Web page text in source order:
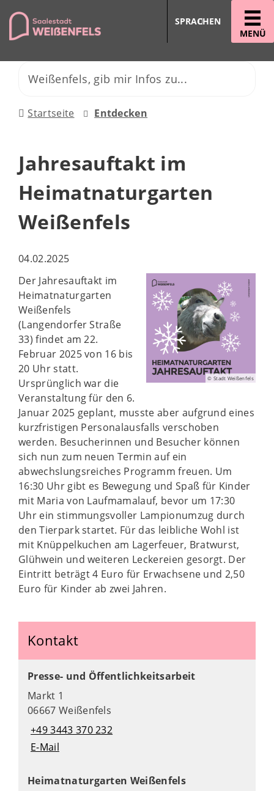
MENÜ
SPRACHEN
Startseite Entdecken
Jahresauftakt im
Heimatnaturgarten
Weißenfels
04.02.2025
© Stadt Weißenfels
Der Jahresauftakt im
Heimatnaturgarten
Weißenfels
(Langendorfer Straße
33) findet am 22.
Februar 2025 von 16 bis
20 Uhr statt.
Ursprünglich war die
Veranstaltung für den 6.
Januar 2025 geplant, musste aber aufgrund eines
kurzfristigen Personalausfalls verschoben
werden. Besucherinnen und Besucher können
sich nun zum neuen Termin auf ein
abwechslungsreiches Programm freuen. Um
16:30 Uhr gibt es Bewegung und Spaß für Kinder
mit Maria von Laufmamalauf, bevor um 17:30
Uhr ein stimmungsvoller Lampionumzug durch
den Tierpark startet. Für das leibliche Wohl ist
mit Knüppelkuchen am Lagerfeuer, Bratwurst,
Glühwein und weiteren Leckereien gesorgt. Der
Eintritt beträgt 4 Euro für Erwachsene und 2,50
Euro für Kinder ab zwei Jahren.
Kontakt
Presse- und Öffentlichkeitsarbeit
Markt 1
06667 Weißenfels
+49 3443 370 232
E-Mail
Heimatnaturgarten Weißenfels